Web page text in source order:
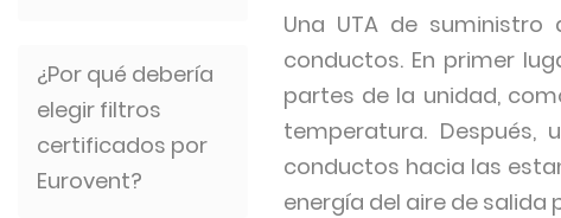
¿Por qué debería
elegir filtros
certificados por
Eurovent?
Una UTA de
conductos. En primer
partes de la unidad,
temperatura.
conductos hacia las
energía del aire de